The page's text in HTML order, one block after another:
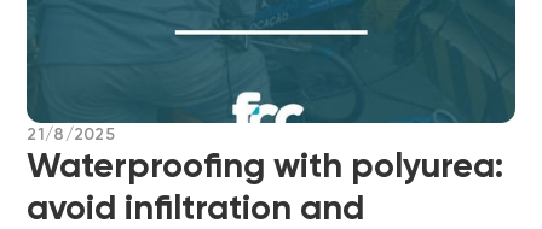
21/8/2025
Waterproofing with polyurea:
avoid infiltration and